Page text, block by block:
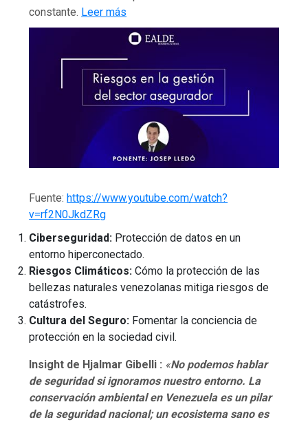
constante. Leer más
Fuente:https://www.youtube.com/watch?
v=rf2N0JkdZRg
Ciberseguridad: Protección de datos en un
entorno hiperconectado.
Riesgos Climáticos: Cómo la protección de las
bellezas naturales venezolanas mitiga riesgos de
catástrofes.
Cultura del Seguro: Fomentar la conciencia de
protección en la sociedad civil.
Insight de Hjalmar Gibelli : «No podemos hablar
de seguridad si ignoramos nuestro entorno. La
conservación ambiental en Venezuela es un pilar
de la seguridad nacional; un ecosistema sano es